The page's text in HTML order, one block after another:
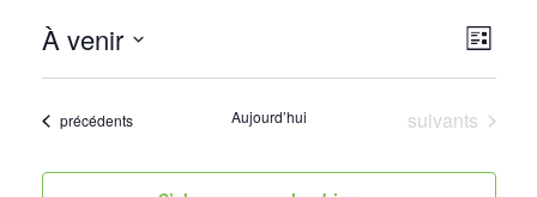
par
Liste
À venir
date.
Évènements
précédents Aujourd’hui Évènements
suivants